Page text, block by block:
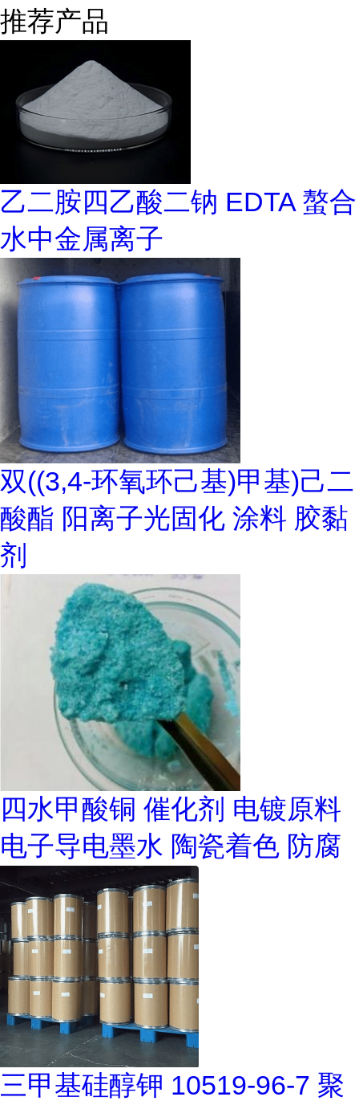
推荐产品
乙二胺四乙酸二钠 EDTA 螯合
水中金属离子
双((3,4-环氧环己基)甲基)己二
酸酯 阳离子光固化 涂料 胶黏
剂
四水甲酸铜 催化剂 电镀原料
电子导电墨水 陶瓷着色 防腐
三甲基硅醇钾 10519-96-7 聚